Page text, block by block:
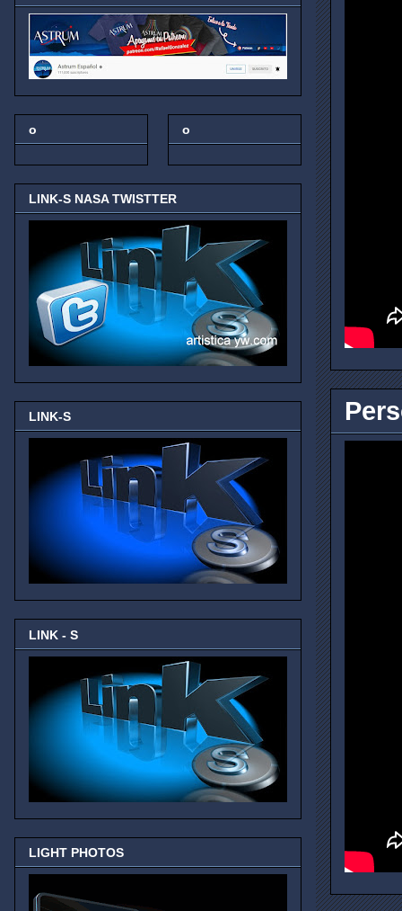
o o
LINK-S NASA TWISTTER
LINK-S
LINK - S
LIGHT PHOTOS